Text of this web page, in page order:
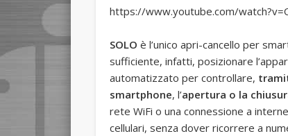
https://www.youtube.com/
SOLO è l’unico apri-cancello per
sufficiente, infatti, posizionare
automatizzato per controllare,
smartphone, l’apertura o la
rete WiFi o una connessione a
cellulari, senza dover ricorrere a